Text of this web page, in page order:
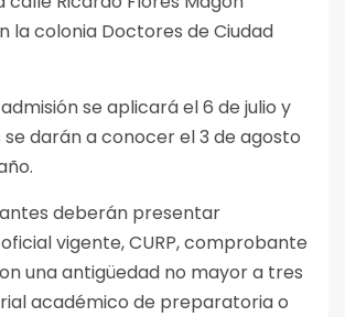
la colonia Doctores de Ciudad
se aplicará el 6 de julio y
darán a conocer el 3 de agosto
deberán presentar
vigente, CURP, comprobante
una antigüedad no mayor a tres
académico de preparatoria o